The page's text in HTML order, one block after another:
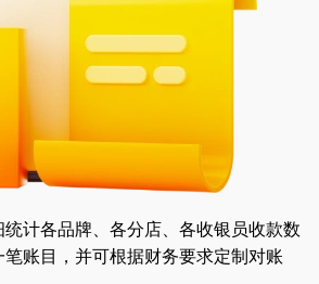
计各品牌、各分店、各收银员收款数
账目，并可根据财务要求定制对账